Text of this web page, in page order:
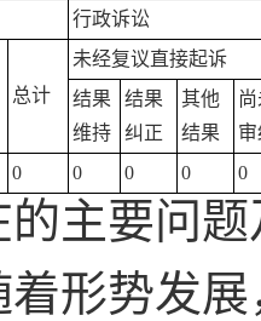
行政诉讼
总计
未经复议直接起诉
结果
维持
结果
纠正
其他
结果
0 0 0 0 0
的主要问
着形势发